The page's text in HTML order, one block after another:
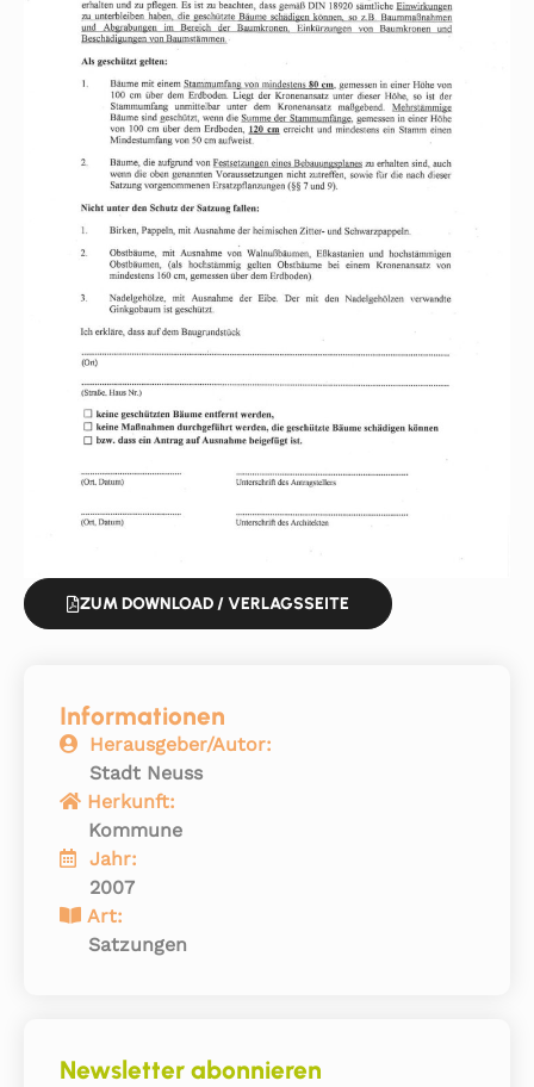
ZUM DOWNLOAD / VERLAGSSEITE
Informationen
Herausgeber/Autor:
Stadt Neuss
Herkunft:
Kommune
Jahr:
2007
Art:
Satzungen
Newsletter abonnieren